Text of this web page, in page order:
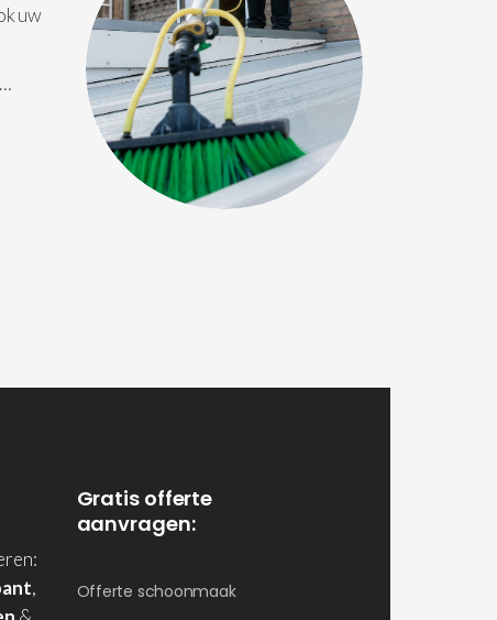
uw
,
Gratis offerte
aanvragen:
Offerte schoonmaak